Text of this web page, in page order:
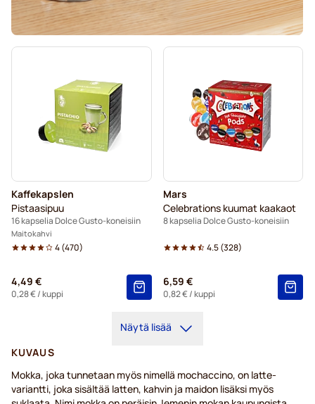
Kaffekapslen
Pistaasipuu
16 kapselia Dolce Gusto-koneisiin
Maitokahvi
4(470)
4,49 €
0,28 €/ kuppi
Mars
Celebrations kuumat kaakaot
8 kapselia Dolce Gusto-koneisiin
4.5(328)
6,59 €
0,82 €/ kuppi
Näytä lisää
KUVAUS
Mokka, joka tunnetaan myös nimellä mochaccino, on latte-
variantti, joka sisältää latten, kahvin ja maidon lisäksi myös